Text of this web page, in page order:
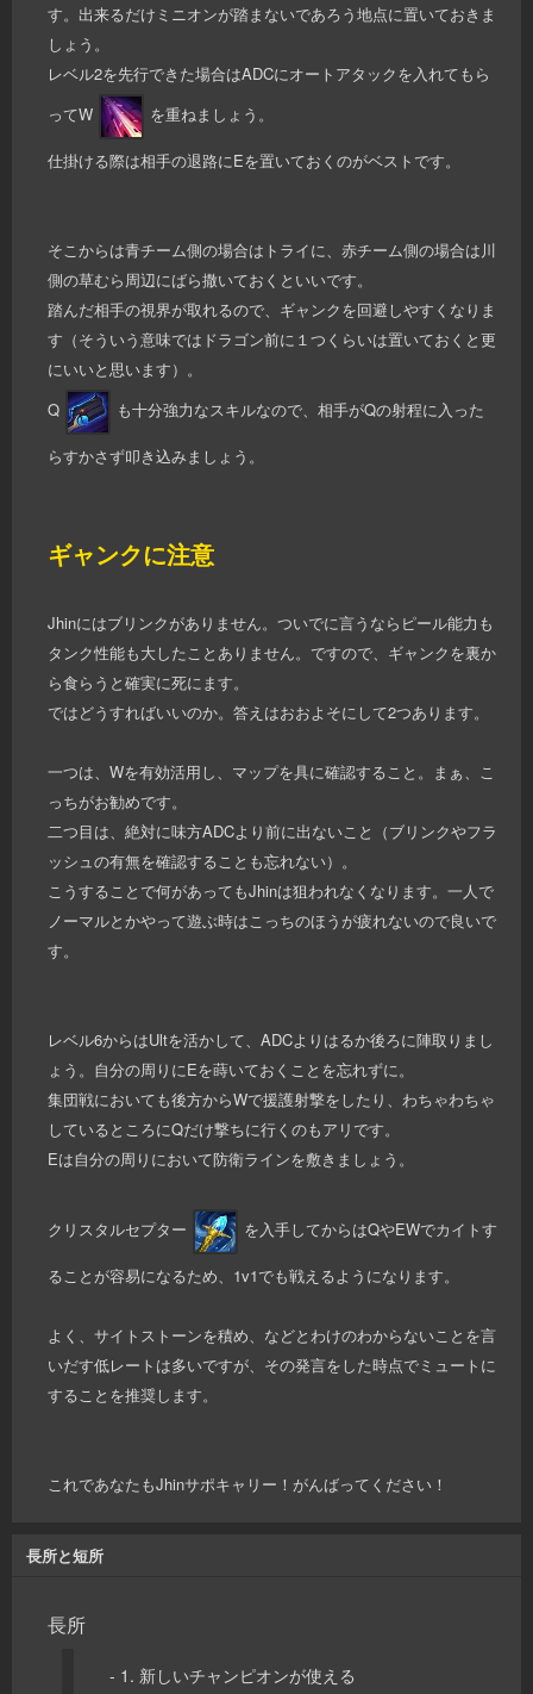
す。出来るだけミニオンが踏まないであろう地点に置いておきま
しょう。
レベル2を先行できた場合はADCにオートアタックを入れてもら
ってW
を重ねましょう。
仕掛ける際は相手の退路にEを置いておくのがベストです。
そこからは青チーム側の場合はトライに、赤チーム側の場合は川
側の草むら周辺にばら撒いておくといいです。
踏んだ相手の視界が取れるので、ギャンクを回避しやすくなりま
す（そういう意味ではドラゴン前に１つくらいは置いておくと更
にいいと思います）。
Q
も十分強力なスキルなので、相手がQの射程に入った
らすかさず叩き込みましょう。
ギャンクに注意
Jhinにはブリンクがありません。ついでに言うならピール能力も
タンク性能も大したことありません。ですので、ギャンクを裏か
ら食らうと確実に死にます。
ではどうすればいいのか。答えはおおよそにして2つあります。
一つは、Wを有効活用し、マップを具に確認すること。まぁ、こ
っちがお勧めです。
二つ目は、絶対に味方ADCより前に出ないこと（ブリンクやフラ
ッシュの有無を確認することも忘れない）。
こうすることで何があってもJhinは狙われなくなります。一人で
ノーマルとかやって遊ぶ時はこっちのほうが疲れないので良いで
す。
レベル6からはUltを活かして、ADCよりはるか後ろに陣取りまし
ょう。自分の周りにEを蒔いておくことを忘れずに。
集団戦においても後方からWで援護射撃をしたり、わちゃわちゃ
しているところにQだけ撃ちに行くのもアリです。
Eは自分の周りにおいて防衛ラインを敷きましょう。
クリスタルセプター を入手してからはQやEWでカイトす
ることが容易になるため、1v1でも戦えるようになります。
よく、サイトストーンを積め、などとわけのわからないことを言
いだす低レートは多いですが、その発言をした時点でミュートに
することを推奨します。
これであなたもJhinサポキャリー！がんばってください！
長所と短所
長所
- 1. 新しいチャンピオンが使える